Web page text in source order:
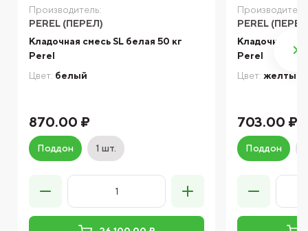
Производитель:
PEREL (ПЕРЕЛ)
Кладочная смесь SL белая 50 кг
Perel
Цвет: белый
870.00 ₽
Поддон 1 шт.
PEREL
Кладочная
Perel
Цвет: желтый
703.00 ₽
Поддон